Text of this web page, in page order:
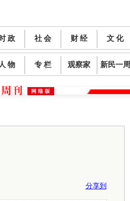
政 社 会 财 经 文 化
物 专 栏 观察家 新民一周
分享到